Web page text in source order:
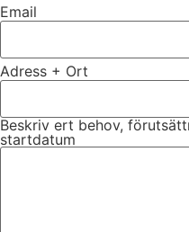
Email
Adress + Ort
Beskriv ert behov,
startdatum